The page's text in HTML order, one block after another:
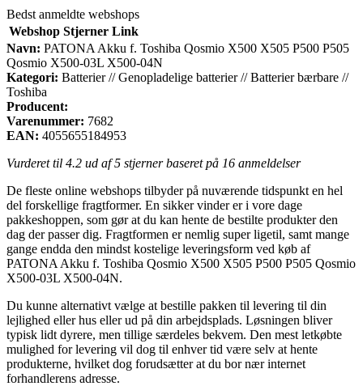
Bedst anmeldte webshops
Webshop Stjerner Link
Navn: PATONA Akku f. Toshiba Qosmio X500 X505 P500 P505
Qosmio X500-03L X500-04N
Kategori: Batterier // Genopladelige batterier // Batterier bærbare //
Toshiba
Producent:
Varenummer: 7682
EAN: 4055655184953
Vurderet til 4.2 ud af 5 stjerner baseret på 16 anmeldelser
De fleste online webshops tilbyder på nuværende tidspunkt en hel
del forskellige fragtformer. En sikker vinder er i vore dage
pakkeshoppen, som gør at du kan hente de bestilte produkter den
dag der passer dig. Fragtformen er nemlig super ligetil, samt mange
gange endda den mindst kostelige leveringsform ved køb af
PATONA Akku f. Toshiba Qosmio X500 X505 P500 P505 Qosmio
X500-03L X500-04N.
Du kunne alternativt vælge at bestille pakken til levering til din
lejlighed eller hus eller ud på din arbejdsplads. Løsningen bliver
typisk lidt dyrere, men tillige særdeles bekvem. Den mest letkøbte
mulighed for levering vil dog til enhver tid være selv at hente
produkterne, hvilket dog forudsætter at du bor nær internet
forhandlerens adresse.